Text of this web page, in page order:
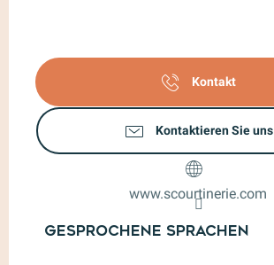
Kontakt
Kontaktieren Sie uns
www.scourtinerie.com
Gesprochene Sprachen
Gesprochene Sprachen